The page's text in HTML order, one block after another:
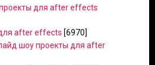
для after effects
after effects [6970]
шоу проекты для after